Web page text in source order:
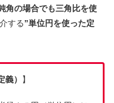
角の場合でも三角比を使
する”単位円を使った定
） 】